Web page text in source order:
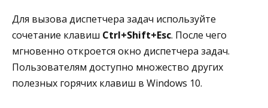
Для вызова диспетчера задач используйте
сочетание клавиш Ctrl+Shift+Esc. После чего
мгновенно откроется окно диспетчера задач.
Пользователям доступно множество других
полезных горячих клавиш в Windows 10.